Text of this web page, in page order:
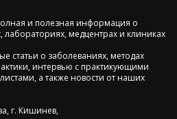
и полезная информация о
медцентрах и клиниках
статьи о заболеваниях, методах
интервью с практикующими
а также новости от наших
г. Кишинев,